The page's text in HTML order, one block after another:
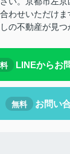
わせいただけ
の不動産が見つ
LINEからお
無料 お問い